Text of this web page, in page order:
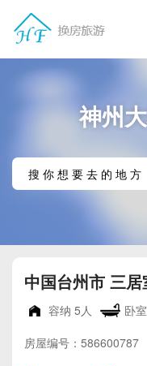
神州
中国台州市 三居
容纳 5人 卧室
房屋编号：586600787